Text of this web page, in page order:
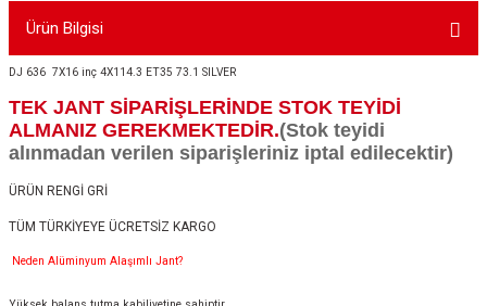
Çelik Jantlar
Jant
Ürün Bilgisi
DJ 636 7X16 inç 4X114.3 ET35 73.1 SILVER
TEK JANT SİPARİŞLERİNDE STOK TEYİDİ
ALMANIZ GEREKMEKTEDİR.(Stok teyidi
alınmadan verilen siparişleriniz iptal edilecektir)
ÜRÜN RENGİ GRİ
TÜM TÜRKİYEYE ÜCRETSİZ KARGO
Neden Alüminyum Alaşımlı Jant?